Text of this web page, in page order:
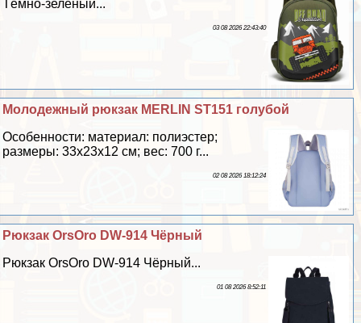
Тёмно-зелёный...
03 08 2026 22:43:40
Молодежный рюкзак MERLIN ST151 гoлyбой
Особенности: материал: полиэстер;
размеры: 33x23x12 см; вес: 700 г...
02 08 2026 18:12:24
Рюкзак OrsOro DW-914 Чёрный
Рюкзак OrsOro DW-914 Чёрный...
01 08 2026 8:52:11